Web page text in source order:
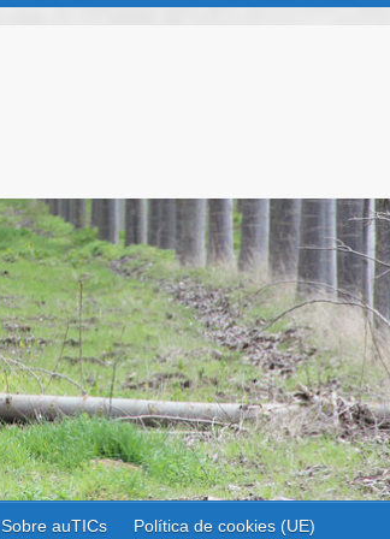
Sobre auTICs Política de cookies (UE)